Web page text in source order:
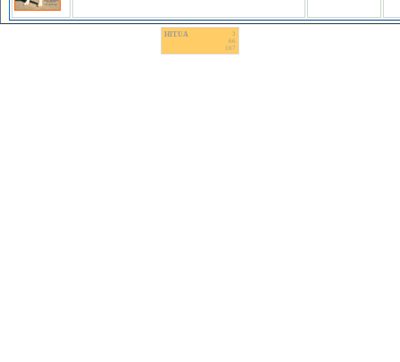
HIT.UA
3
66
107